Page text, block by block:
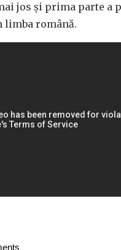
jos și prima parte a
limba română.